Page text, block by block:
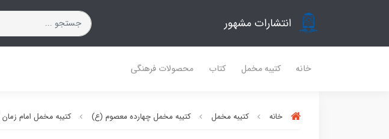
انتشارات مشهور
خانه کتیبه مخمل کتاب محصولات فرهنگی
خانه کتیبه مخمل کتیبه مخمل چهارده معصوم (ع) کتیبه مخمل امام